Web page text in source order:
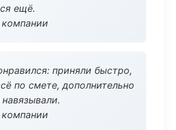
ещё.
приняли быстро,
по смете, дополнительно